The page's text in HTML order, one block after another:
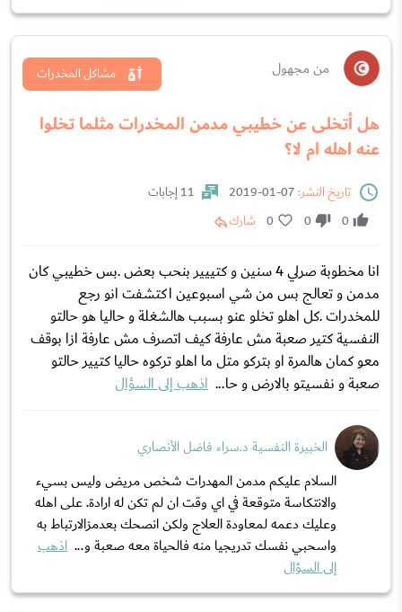
من مجهول
هل أتخلى عن خطيبي مدمن المخدرات مثلما تخلوا
عنه اهله ام لا؟
مشاكل المخدرات
تاريخ النشر:
11 إجابات
0
0
0 شارك
انا مخطوبة صرلي 4 سنين و كتييير بنحب بعض .بس خطيبي كان
مدمن و تعالج بس من شي اسبوعين اكتشفت انو رجع
للمخدرات .كل اهلو تخلو عنو بسبب هالشغلة و حاليا هو حالتو
النفسية كتير صعبة مش عارفة كيف اتصرف مش عارفة ازا بوقف
معو كمان هالمرة او بتركو متل ما اهلو تركوه حاليا كتيير حالتو
صعبة و نفسيتو بالارض و حا... اذهب إلى السؤال
الخبيرة النفسية د.سراء فاضل الأنصاري
السلام عليكم مدمن المهدرات شخص مريض وليس بسيء
والانتكاسة متوقعة في اي وقت ان لم تكن له ارادة. على اهله
وعليك دعمه لمعاودة العلاج ولكن انصحك بعدمزالارتباط به
واسحبي نفسك تدريجيا منه فالحياة معه صعبة و... اذهب
إلى السؤال